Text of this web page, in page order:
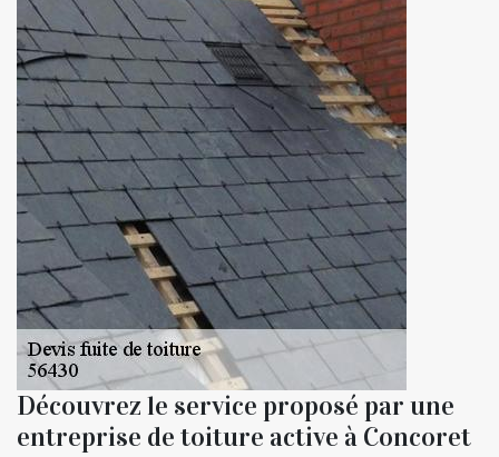
Découvrez le service proposé par une
entreprise de toiture active à Concoret